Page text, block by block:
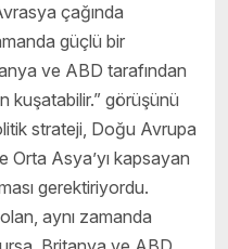
çağında
güçlü bir
ve ABD tarafından
kuşatabilir.” görüşünü
strateji, Doğu Avrupa
Asya’yı kapsayan
gerektiriyordu.
aynı zamanda